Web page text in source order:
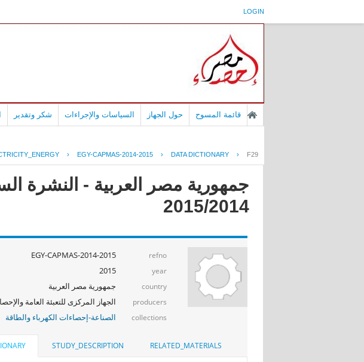
LOGIN
قائمة المسوح حول الجهاز السياسات والإجراءات شكر وتقدير
› EGY-CAPMAS-2014-2015 › DATA DICTIONARY › F29
جمهورية مصر العربية - النشرة
2015/2014
refno
EGY-CAPMAS-2014-2015
year
2015
country جمهورية مصر العربية
producers الجهاز المركزى للتعبئة العامة
collections الصناعة-إحصاءات الكهرباء والطاقة
RELATED_MATERIALS
STUDY_DESCRIPTION